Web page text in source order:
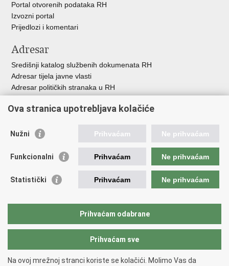
Portal otvorenih podataka RH
Izvozni portal
Prijedlozi i komentari
Adresar
Središnji katalog službenih dokumenata RH
Adresar tijela javne vlasti
Adresar političkih stranaka u RH
Besplatni telefoni javne uprave
Važne poveznice
Vlada Republike Hrvatske
Savjet za nacionalne manjine
Okvirna konvencija za zaštitu nacionalnih manjina
Ured zastupnika RH pred Eur.sudom za ljudska prava
Ova stranica upotrebljava kolačiće
Nužni Prihvaćam Ne prihvaćam
Funkcionalni Prihvaćam Ne prihvaćam
Statistički Prihvaćam Ne prihvaćam
Prihvaćam odabrane
Prihvaćam sve
Na ovoj mrežnoj stranci koriste se kolačići. Molimo Vas da